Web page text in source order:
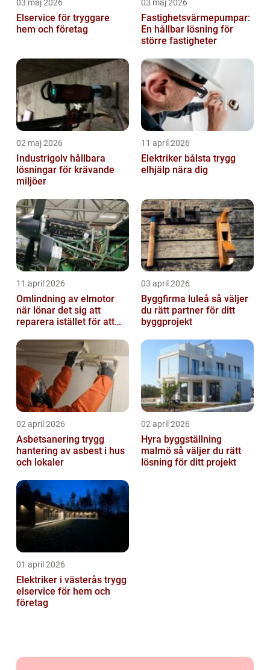
03 maj 2026
Elservice för tryggare
hem och företag
03 maj 2026
Fastighetsvärmepumpar:
En hållbar lösning för
större fastigheter
02 maj 2026
Industrigolv hållbara
lösningar för krävande
miljöer
11 april 2026
Elektriker bålsta trygg
elhjälp nära dig
11 april 2026
Omlindning av elmotor
när lönar det sig att
reparera istället för att
03 april 2026
Byggfirma luleå så väljer
du rätt partner för ditt
byggprojekt
02 april 2026
Asbetsanering trygg
hantering av asbest i hus
och lokaler
02 april 2026
Hyra byggställning
malmö så väljer du rätt
lösning för ditt projekt
01 april 2026
Elektriker i västerås trygg
elservice för hem och
företag